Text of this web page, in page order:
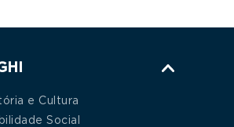
e Cultura
Social